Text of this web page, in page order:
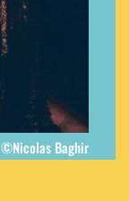
©Nicolas Baghir